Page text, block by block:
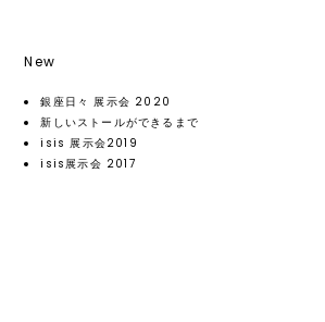
New
銀座日々 展示会 2020
新しいストールができるまで
isis 展示会2019
isis展示会 2017